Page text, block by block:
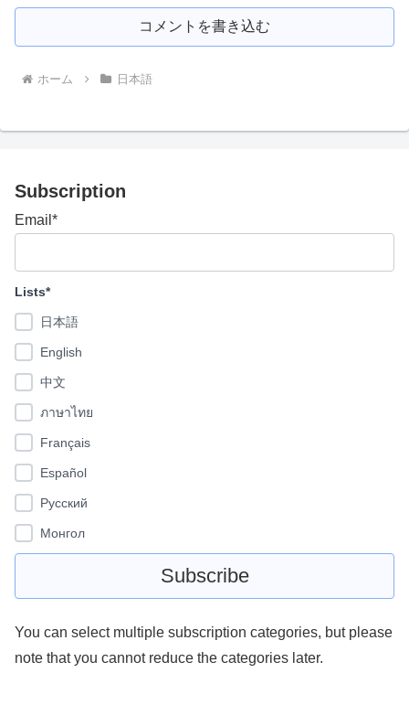
コメントを書き込む
ホーム 日本語
Subscription
Email*
Lists*
日本語
English
中文
ภาษาไทย
Français
Español
Pусский
Монгол
You can select multiple subscription categories, but please
note that you cannot reduce the categories later.